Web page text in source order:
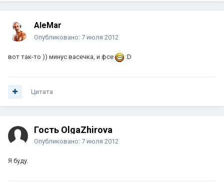
AleMar
Опубликовано: 7 июля 2012
вот так-то )) минус васечка, и фсе :D
Цитата
Гость OlgaZhirova
Опубликовано: 7 июля 2012
Я буду.